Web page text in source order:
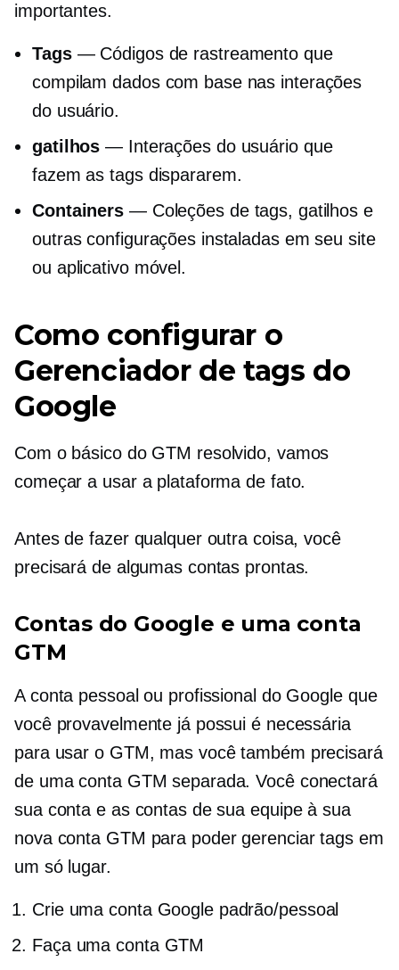
importantes.
Tags— Códigos de rastreamento que
compilam dados com base nas interações
do usuário.
gatilhos — Interações do usuário que
fazem as tags dispararem.
Containers — Coleções de tags, gatilhos e
outras configurações instaladas em seu site
ou aplicativo móvel.
Como configurar o
Gerenciador de tags do
Google
Com o básico do GTM resolvido, vamos
começar a usar a plataforma de fato.
Antes de fazer qualquer outra coisa, você
precisará de algumas contas prontas.
Contas do Google e uma conta
GTM
A conta pessoal ou profissional do Google que
você provavelmente já possui é necessária
para usar o GTM, mas você também precisará
de uma conta GTM separada. Você conectará
sua conta e as contas de sua equipe à sua
nova conta GTM para poder gerenciar tags em
um só lugar.
Crie uma conta Google padrão/pessoal
Faça uma conta GTM